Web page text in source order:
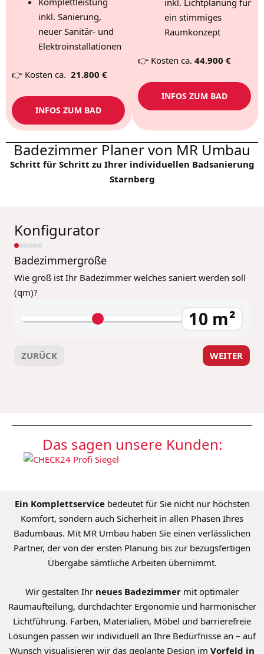
inkl. Sanierung,
neuer Sanitär- und
Elektroinstallationen
👉 Kosten ca. 21.800 €
INFOS ZUM BAD
inkl. Lichtplanung für
ein stimmiges
Raumkonzept
👉 Kosten ca. 44.900 €
INFOS ZUM BAD
Badezimmer Planer von MR Umbau
Schritt für Schritt zu Ihrer individuellen Badsanierung
Starnberg
Konfigurator
Badezimmergröße
Wie groß ist Ihr Badezimmer welches saniert werden soll
(qm)?
10 m²
ZURÜCK WEITER
Das sagen unsere Kunden:
Ein Komplettservicebedeutet für Sie nicht nur höchsten
Komfort, sondern auch Sicherheit in allen Phasen Ihres
Badumbaus. Mit MR Umbau haben Sie einen verlässlichen
Partner, der von der ersten Planung bis zur bezugsfertigen
Übergabe sämtliche Arbeiten übernimmt.
Wir gestalten Ihr neues Badezimmer mit optimaler
Raumaufteilung, durchdachter Ergonomie und harmonischer
Lichtführung. Farben, Materialien, Möbel und barrierefreie
Lösungen passen wir individuell an Ihre Bedürfnisse an – auf
Wunsch visualisieren wir das geplante Design im Vorfeld in